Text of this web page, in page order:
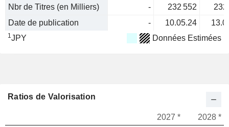
Nbr de Titres (en Milliers) - 232 552
232
Date de publication
- 10.05.24
1JPY Données Estimées
Ratios de Valorisation
2027 *
2028 *